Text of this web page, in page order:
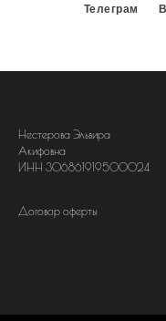
Телеграм
Нестерова Эльвира
Акифовна
ИНН 306861919500024
Договор оферты